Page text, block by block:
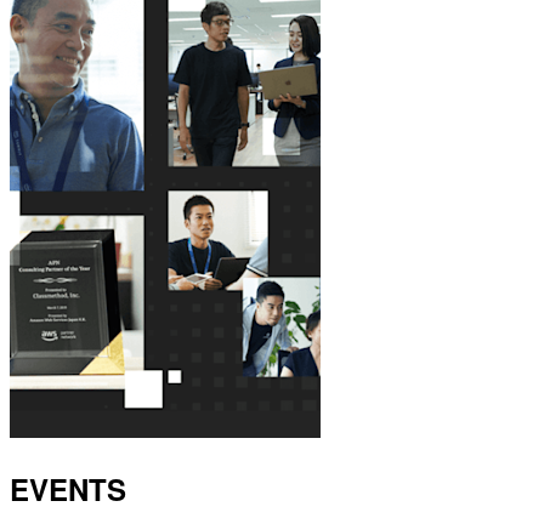
EVENTS